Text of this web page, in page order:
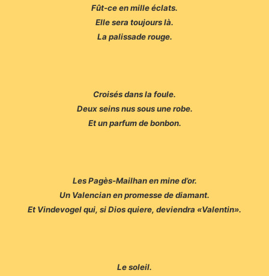
Fût-ce en mille éclats.
Elle sera toujours là.
La palissade rouge.
Croisés dans la foule.
Deux seins nus sous une robe.
Et un parfum de bonbon.
Les Pagès-Mailhan en mine d’or.
Un Valencian en promesse de diamant.
Et Vindevogel qui, si Dios quiere, deviendra «Valentin».
Le soleil.